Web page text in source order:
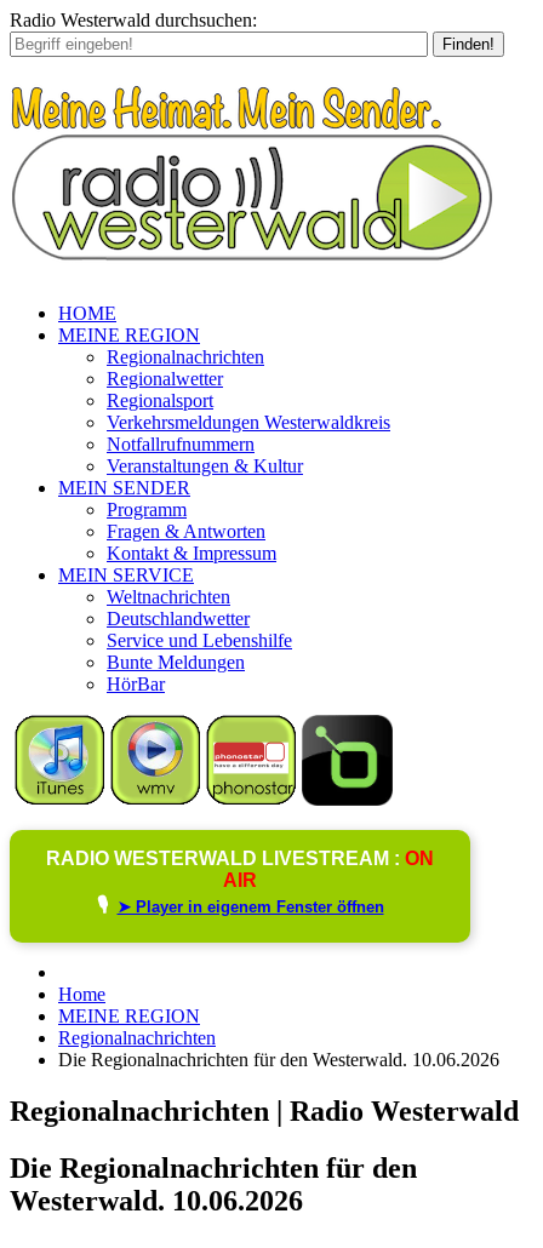
Radio Westerwald durchsuchen:
Finden!
HOME
MEINE REGION
Regionalnachrichten
Regionalwetter
Regionalsport
Verkehrsmeldungen Westerwaldkreis
Notfallrufnummern
Veranstaltungen & Kultur
MEIN SENDER
Programm
Fragen & Antworten
Kontakt & Impressum
MEIN SERVICE
Weltnachrichten
Deutschlandwetter
Service und Lebenshilfe
Bunte Meldungen
HörBar
RADIO WESTERWALD LIVESTREAM : ON
AIR
🎙️ ➤ Player in eigenem Fenster öffnen
Home
MEINE REGION
Regionalnachrichten
Die Regionalnachrichten für den Westerwald. 10.06.2026
Regionalnachrichten | Radio Westerwald
Die Regionalnachrichten für den
Westerwald. 10.06.2026